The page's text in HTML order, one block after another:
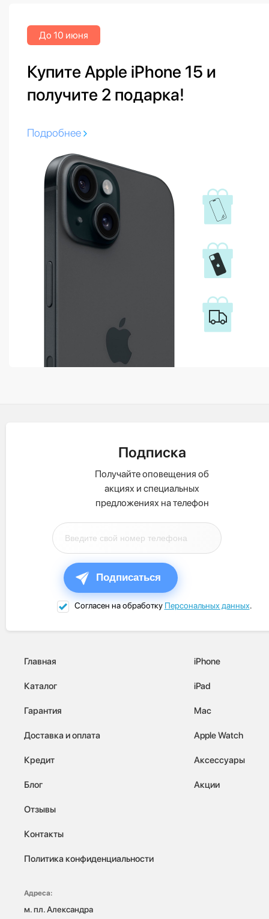
До 10 июня
Купите Apple iPhone 15 и
получите 2 подарка!
Подробнее
Подписка
Получайте оповещения об
акциях и специальных
предложениях на телефон
Подписаться
Согласен на обработку Персональных данных.
Главная
Каталог
Гарантия
Доставка и оплата
Кредит
Блог
Отзывы
Контакты
Политика конфиденциальности
iPhone
iPad
Mac
Apple Watch
Аксессуары
Акции
Адреса:
м. пл. Александра